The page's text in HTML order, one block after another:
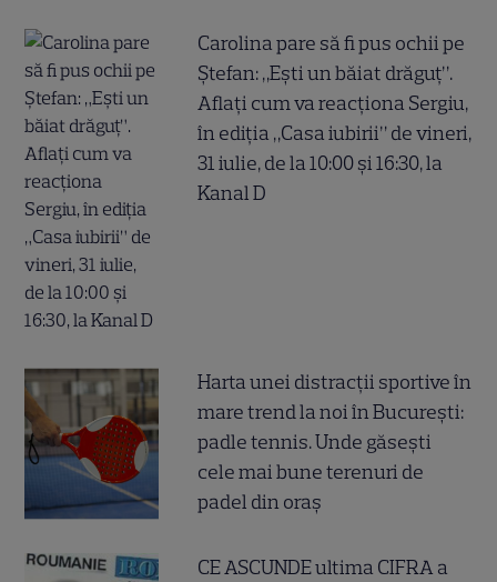
Carolina pare să fi pus ochii pe
Ștefan: „Ești un băiat drăguț”.
Aflați cum va reacționa Sergiu,
în ediția „Casa iubirii” de vineri,
31 iulie, de la 10:00 și 16:30, la
Kanal D
Harta unei distracții sportive în
mare trend la noi în București:
padle tennis. Unde găsești
cele mai bune terenuri de
padel din oraș
CE ASCUNDE ultima CIFRA a